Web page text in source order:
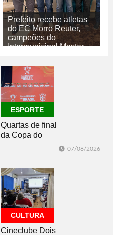
Prefeito recebe atletas
do EC Morro Reuter,
campeões do
Intermunicipal Master
07/08/2026
ESPORTE
ESPORTE
Quartas de final
da Copa do
Brasil 2026: veja
do sorteio
07/08/2026
CULTURA
Cineclube Dois